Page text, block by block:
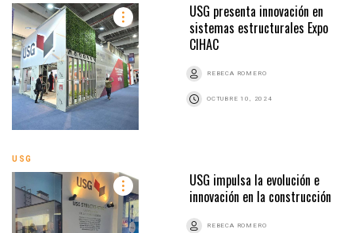
USG presenta innovación en
sistemas estructurales Expo
CIHAC
REBECA ROMERO
OCTUBRE 10, 2024
USG
USG impulsa la evolución e
innovación en la construcción
REBECA ROMERO